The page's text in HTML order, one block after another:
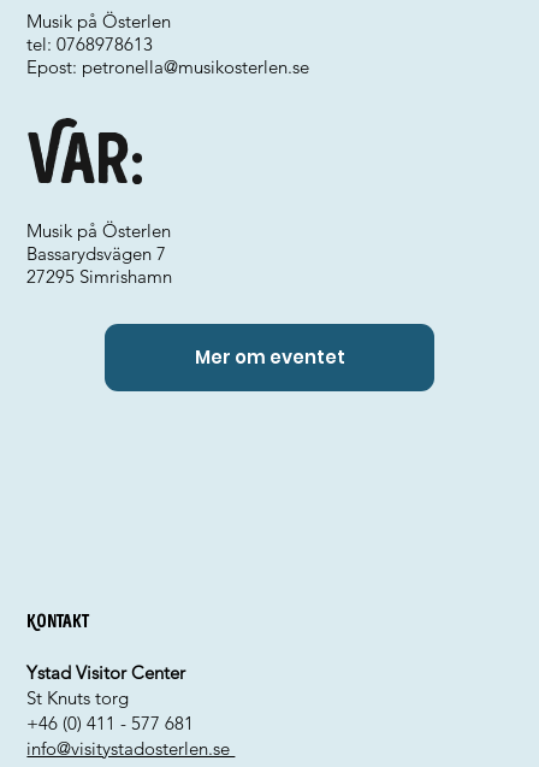
Var:
Musik på Österlen
tel: 0768978613
Epost: petronella@musikosterlen.se
Musik på Österlen
Bassarydsvägen 7
27295 Simrishamn
Mer om eventet
Kontakt
Ystad Visitor Center
St Knuts torg
+46 (0) 411 - 577 681
info@visitystadosterlen.se